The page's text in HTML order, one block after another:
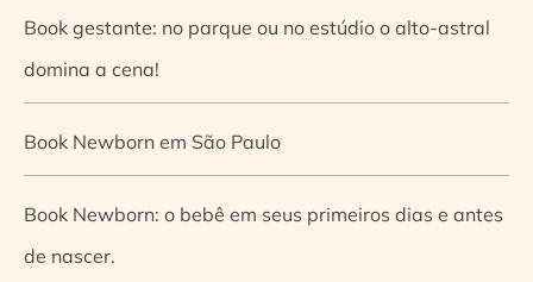
Book gestante: no parque ou no estúdio o alto-astral
domina a cena!
Book Newborn em São Paulo
Book Newborn: o bebê em seus primeiros dias e antes
de nascer.